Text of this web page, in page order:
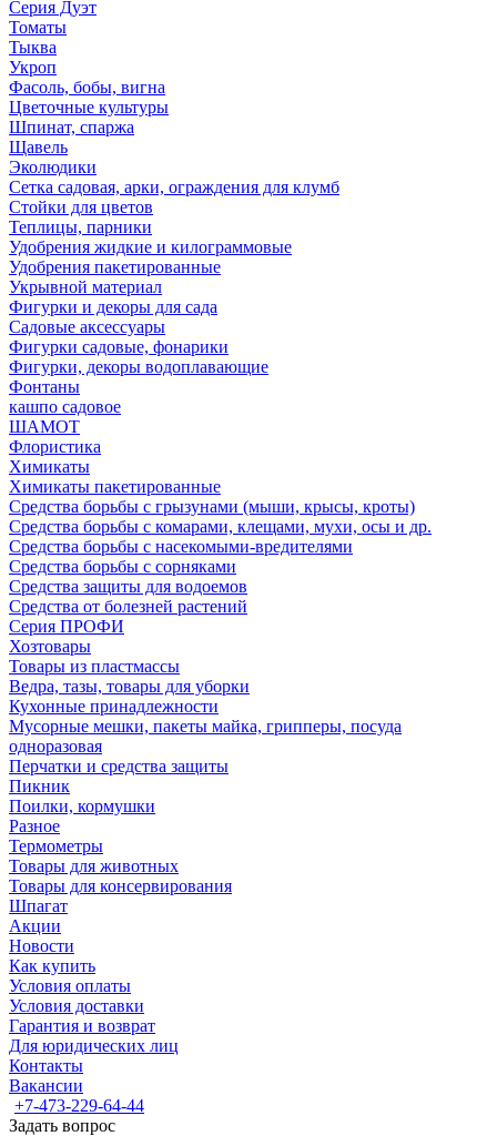
Серия Дуэт
Томаты
Тыква
Укроп
Фасоль, бобы, вигна
Цветочные культуры
Шпинат, спаржа
Щавель
Эколюдики
Сетка садовая, арки, ограждения для клумб
Стойки для цветов
Теплицы, парники
Удобрения жидкие и килограммовые
Удобрения пакетированные
Укрывной материал
Фигурки и декоры для сада
Садовые аксессуары
Фигурки садовые, фонарики
Фигурки, декоры водоплавающие
Фонтаны
кашпо садовое
ШАМОТ
Флористика
Химикаты
Химикаты пакетированные
Средства борьбы с грызунами (мыши, крысы, кроты)
Средства борьбы с комарами, клещами, мухи, осы и др.
Средства борьбы с насекомыми-вредителями
Средства борьбы с сорняками
Средства защиты для водоемов
Средства от болезней растений
Серия ПРОФИ
Хозтовары
Товары из пластмассы
Ведра, тазы, товары для уборки
Кухонные принадлежности
Мусорные мешки, пакеты майка, грипперы, посуда
одноразовая
Перчатки и средства защиты
Пикник
Поилки, кормушки
Разное
Термометры
Товары для животных
Товары для консервирования
Шпагат
Акции
Новости
Как купить
Условия оплаты
Условия доставки
Гарантия и возврат
Для юридических лиц
Контакты
Вакансии
+7-473-229-64-44
Задать вопрос